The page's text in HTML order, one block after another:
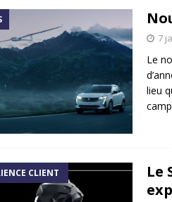
7
Le
lieu
CLIENT
Le